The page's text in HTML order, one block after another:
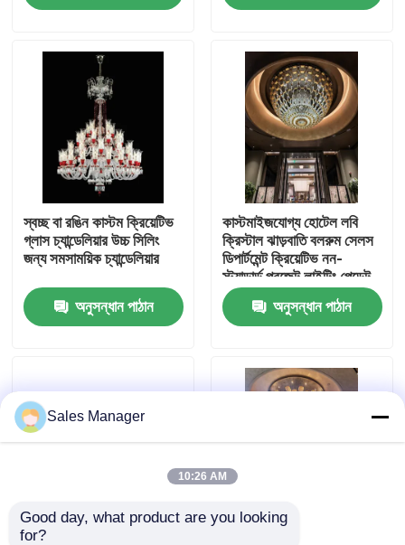
আমাদের সম্বন্ধে
কারখানা পরিদর্শন
গুণমান নিয়ন্ত্রণ
আমাদের সাথে যোগাযোগ
দুল চ্যান্ডেলাইয়ার লাইট
কাস্টম দুল লাইট
স্বচ্ছ বা রঙিন কাস্টম ক্রিয়েটিভ
গ্লাস চ্যান্ডেলিয়ার উচ্চ সিলিং
জন্য সমসাময়িক চ্যান্ডেলিয়ার
অনুসন্ধান পাঠান
কাস্টমাইজযোগ্য হোটেল লবি
ক্রিস্টাল ঝাড়বাতি বলরুম সেলস
ডিপার্টমেন্ট ক্রিয়েটিভ নন-
স্ট্যান্ডার্ড প্রজেক্ট লাইটিং পেন্ডেন্ট
লাইটস
অনুসন্ধান পাঠান
হোয়াইট ম্যাগনোলিয়া ফুল গ্লাস
Sales Manager
10:26 AM
Good day, what product are you looking
for?